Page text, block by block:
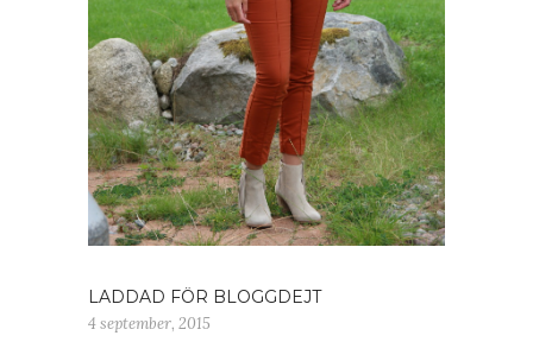
LADDAD FÖR BLOGGDEJT
4 september, 2015